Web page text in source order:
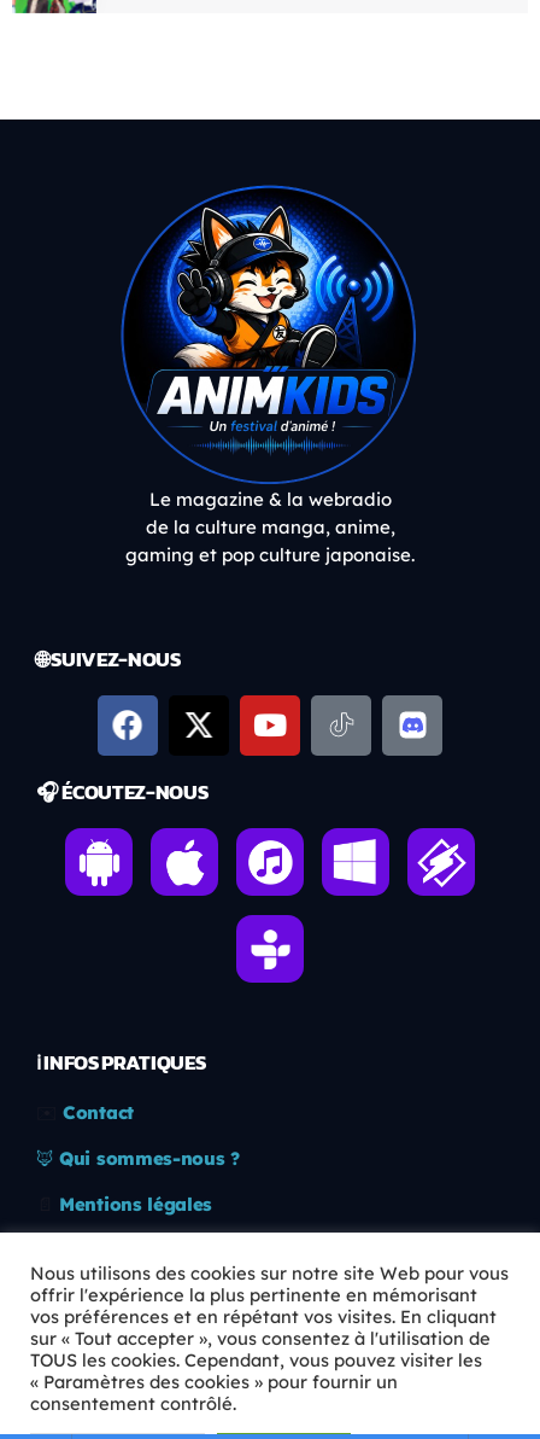
Le magazine & la webradio
de la culture manga, anime,
gaming et pop culture japonaise.
🌐 SUIVEZ-NOUS
🎧 ÉCOUTEZ-NOUS
ℹ️ INFOS PRATIQUES
Contact
🦊 Qui sommes-nous ?
Mentions légales
🛡️ RGPD
Copyright © 2026 Animkids. Tous droits réservés.
Nous utilisons des cookies sur notre site Web pour vous
offrir l'expérience la plus pertinente en mémorisant
vos préférences et en répétant vos visites. En cliquant
sur « Tout accepter », vous consentez à l'utilisation de
TOUS les cookies. Cependant, vous pouvez visiter les
« Paramètres des cookies » pour fournir un
consentement contrôlé.